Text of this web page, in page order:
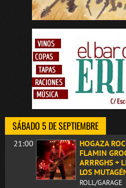
SÁBADO 5 DE SEPTIEMBRE
21:00
HOGAZA
FLAMIN
ARRRGHS +
LOS
ROLL/GARAGE